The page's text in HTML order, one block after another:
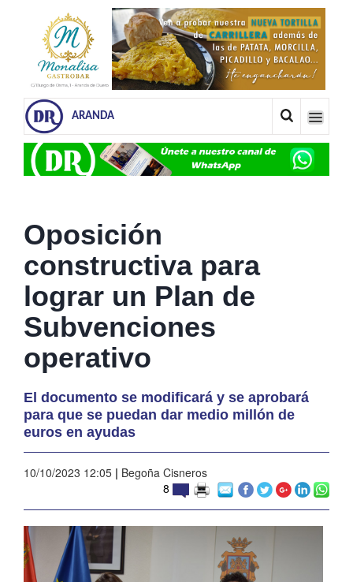
ARANDA
Oposición
constructiva para
lograr un Plan de
Subvenciones
operativo
El documento se modificará y se aprobará
para que se puedan dar medio millón de
euros en ayudas
10/10/2023 12:05 | Begoña Cisneros
8